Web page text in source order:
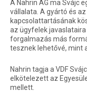
A Nahrin AG ma Svájc
vállalata. A gyártó és
kapcsolattartásának
az ügyfelek javaslataira
forgalmazás más
tesznek lehetővé, mint
Nahrin tagja a VDF
elkötelezett az
mellett.